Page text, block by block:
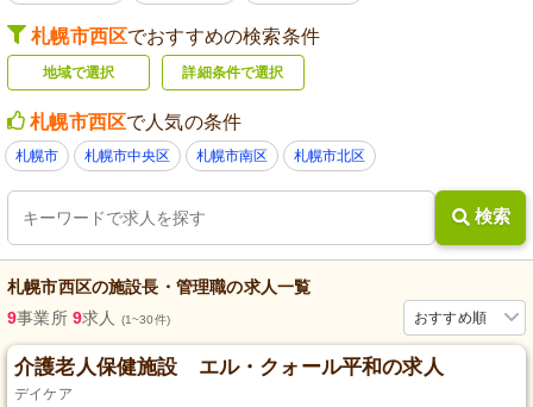
札幌市西区でおすすめの検索条件
地域で選択 詳細条件で選択
札幌市西区で人気の条件
札幌市 札幌市中央区 札幌市南区 札幌市北区
検索
札幌市西区の施設長・管理職の求人一覧
おすすめ順
9事業所 9求人 (1~30件)
介護老人保健施設 エル・クォール平和の求人
デイケア